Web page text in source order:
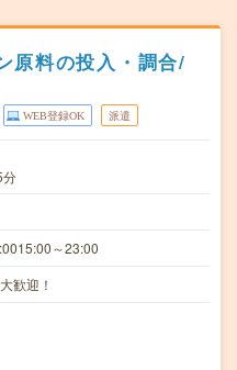
原料の投入・調合/
WEB登録OK 派遣
分
～23:00
歓迎！